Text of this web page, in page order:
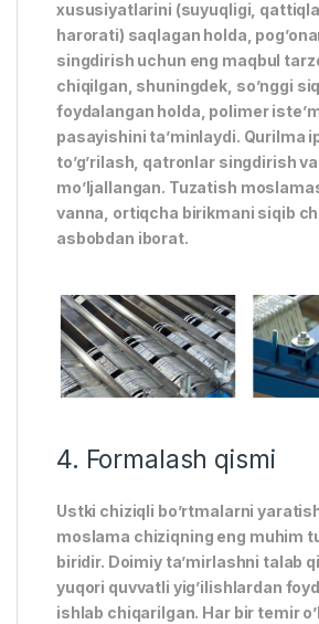
xususiyatlarini (suyuqligi,
harorati) saqlagan holda,
singdirish uchun eng maqbul
chiqilgan, shuningdek, so’nggi
foydalangan holda, polimer
pasayishini ta’minlaydi. Qurilma
to’g’rilash, qatronlar singdirish
mo’ljallangan. Tuzatish
vanna, ortiqcha birikmani siqib
asbobdan iborat.
4. Formalash qismi
Ustki chiziqli bo’rtmalarni
moslama chiziqning eng muhim
biridir. Doimiy ta’mirlashni talab
yuqori quvvatli yig’ilishlardan
ishlab chiqarilgan. Har bir temir